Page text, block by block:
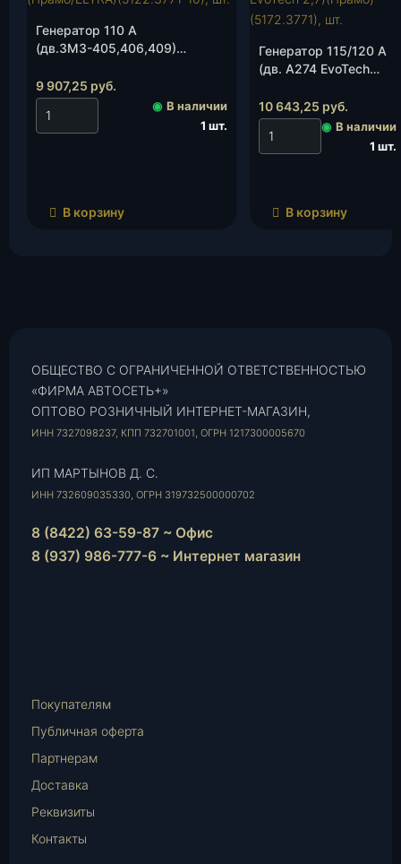
Генератор 110 А
(дв.ЗМЗ-405,406,409)
шт.
9 907,25 руб.
◉ В наличии
1 шт.
В корзину
Генератор 115/120 А
(дв. А274 EvoTech
PRO)(4090-60-
3701000-00)
(Прамо/ELTRA)
(5172.3771), шт.
10 643,25 руб.
◉ В наличии
1 шт.
В корзину
ОБЩЕСТВО С ОГРАНИЧЕННОЙ ОТВЕТСТВЕННОСТЬЮ
«ФИРМА АВТОСЕТЬ+»
ОПТОВО РОЗНИЧНЫЙ ИНТЕРНЕТ-МАГАЗИН,
ИНН 7327098237, КПП 732701001, ОГРН 1217300005670
ИП МАРТЫНОВ Д. С.
ИНН 732609035330, ОГРН 319732500000702
8 (8422) 63-59-87 ~ Офис
8 (937) 986-777-6 ~ Интернет магазин
Mail
Покупателям
Публичная оферта
Партнерам
Доставка
Реквизиты
Контакты